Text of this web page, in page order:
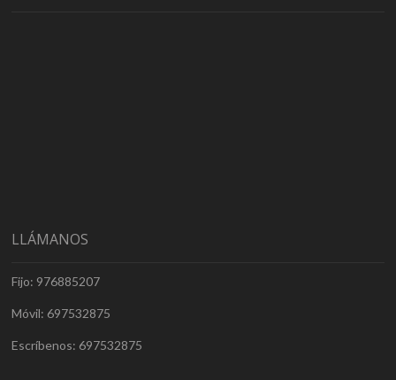
LLÁMANOS
Fijo: 976885207
Móvil: 697532875
Escríbenos: 697532875